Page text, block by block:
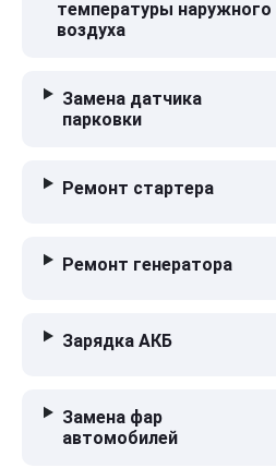
температуры наружного
воздуха
Замена датчика
парковки
Ремонт стартера
Ремонт генератора
Зарядка АКБ
Замена фар
автомобилей